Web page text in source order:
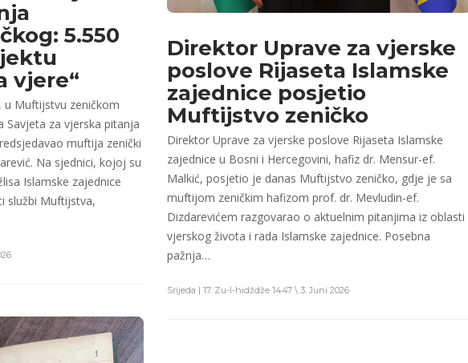
5.550
vjere“
u Muftijstvu zeničkom
Savjeta za vjerska pitanja
muftija zenički
Na sjednici, kojoj su
Islamske zajednice
službi Muftijstva,
Direktor Uprave za vjerske
poslove Rijaseta Islamske
zajednice posjetio
Muftijstvo zeničko
Direktor Uprave za vjerske poslove Rijaseta Islamske
zajednice u Bosni i Hercegovini, hafiz dr. Mensur-ef.
Malkić, posjetio je danas Muftijstvo zeničko, gdje je sa
muftijom zeničkim hafizom prof. dr. Mevludin-ef.
Dizdarevićem razgovarao o aktuelnim pitanjima iz oblasti
vjerskog života i rada Islamske zajednice. Posebna
pažnja…
Srijeda | 17. Zu-l-hidždže 1447 \ 3. Juni 2026